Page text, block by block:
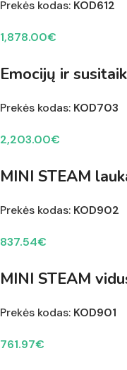
Prekės kodas: KOD612
1,878.00€
Emocijų ir
Prekės kodas: KOD703
2,203.00€
MINI STEAM
Prekės kodas: KOD902
837.54€
MINI STEAM
Prekės kodas: KOD901
761.97€